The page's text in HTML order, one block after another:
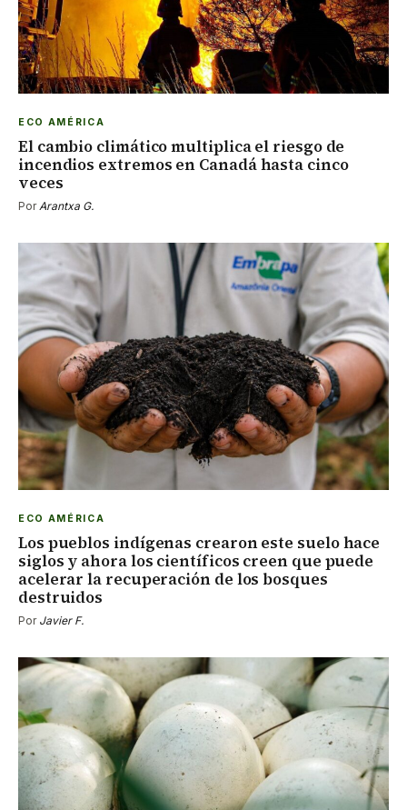
ECO AMÉRICA
El cambio climático multiplica el riesgo de
incendios extremos en Canadá hasta cinco
veces
PorArantxa G.
ECO AMÉRICA
Los pueblos indígenas crearon este suelo hace
siglos y ahora los científicos creen que puede
acelerar la recuperación de los bosques
destruidos
Por Javier F.